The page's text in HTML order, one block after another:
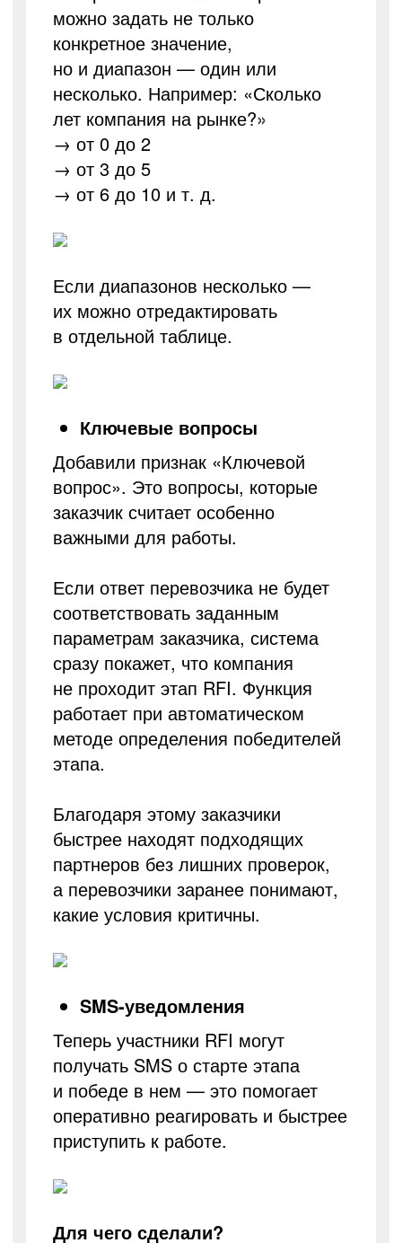
можно задать не только
конкретное значение,
но и диапазон — один или
несколько. Например: «Сколько
лет компания на рынке?»
→ от 0 до 2
→ от 3 до 5
→ от 6 до 10 и т. д.
Если диапазонов несколько —
их можно отредактировать
в отдельной таблице.
Ключевые вопросы
Добавили признак «Ключевой
вопрос». Это вопросы, которые
заказчик считает особенно
важными для работы.
Если ответ перевозчика не будет
соответствовать заданным
параметрам заказчика, система
сразу покажет, что компания
не проходит этап RFI. Функция
работает при автоматическом
методе определения победителей
этапа.
Благодаря этому заказчики
быстрее находят подходящих
партнеров без лишних проверок,
а перевозчики заранее понимают,
какие условия критичны.
SMS-уведомления
Теперь участники RFI могут
получать SMS о старте этапа
и победе в нем — это помогает
оперативно реагировать и быстрее
приступить к работе.
Для чего сделали?